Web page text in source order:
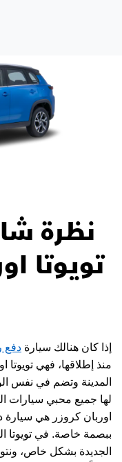
نظرة
إذا كان هنالك سيارة دفع
منذ إطلاقها، فهي تويوتا
المدينة وتضم في نفس
لها جميع محبي سيارات
اوربان كروزر هي سيارة
ببصمة خاصة. في تويوتا
الجديدة بشكل خاص،